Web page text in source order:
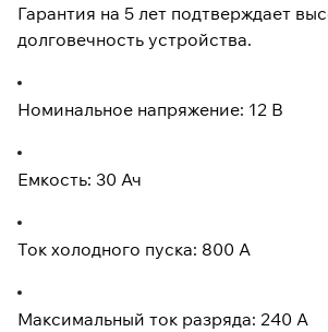
Гарантия на 5 лет подтверждает
долговечность устройства.
Номинальное напряжение: 12 В
Емкость: 30 Ач
Ток холодного пуска: 800 А
Максимальный ток разряда: 240 А